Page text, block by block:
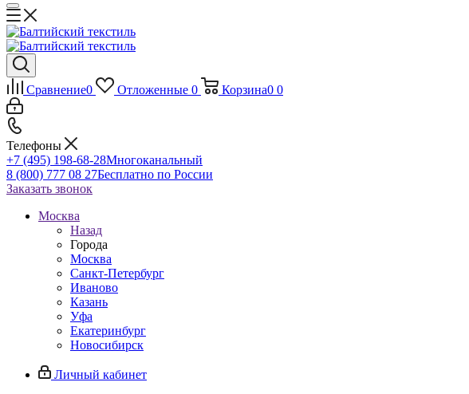
Сравнение0 Отложенные 0 Корзина0 0
Телефоны
+7 (495) 198-68-28Многоканальный
8 (800) 777 08 27Бесплатно по России
Заказать звонок
Москва
Назад
Города
Москва
Санкт-Петербург
Иваново
Казань
Уфа
Екатеринбург
Новосибирск
Личный кабинет